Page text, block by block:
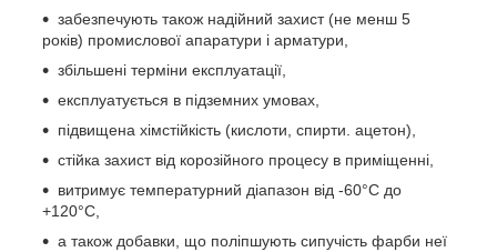
забезпечують також надійний захист (не менш 5
років) промислової апаратури і арматури,
збільшені терміни експлуатації,
експлуатується в підземних умовах,
підвищена хімстійкість (кислоти, спирти. ацетон),
стійка захист від корозійного процесу в приміщенні,
витримує температурний діапазон від -60°С до
+120°С,
а також добавки, що поліпшують сипучість фарби неї